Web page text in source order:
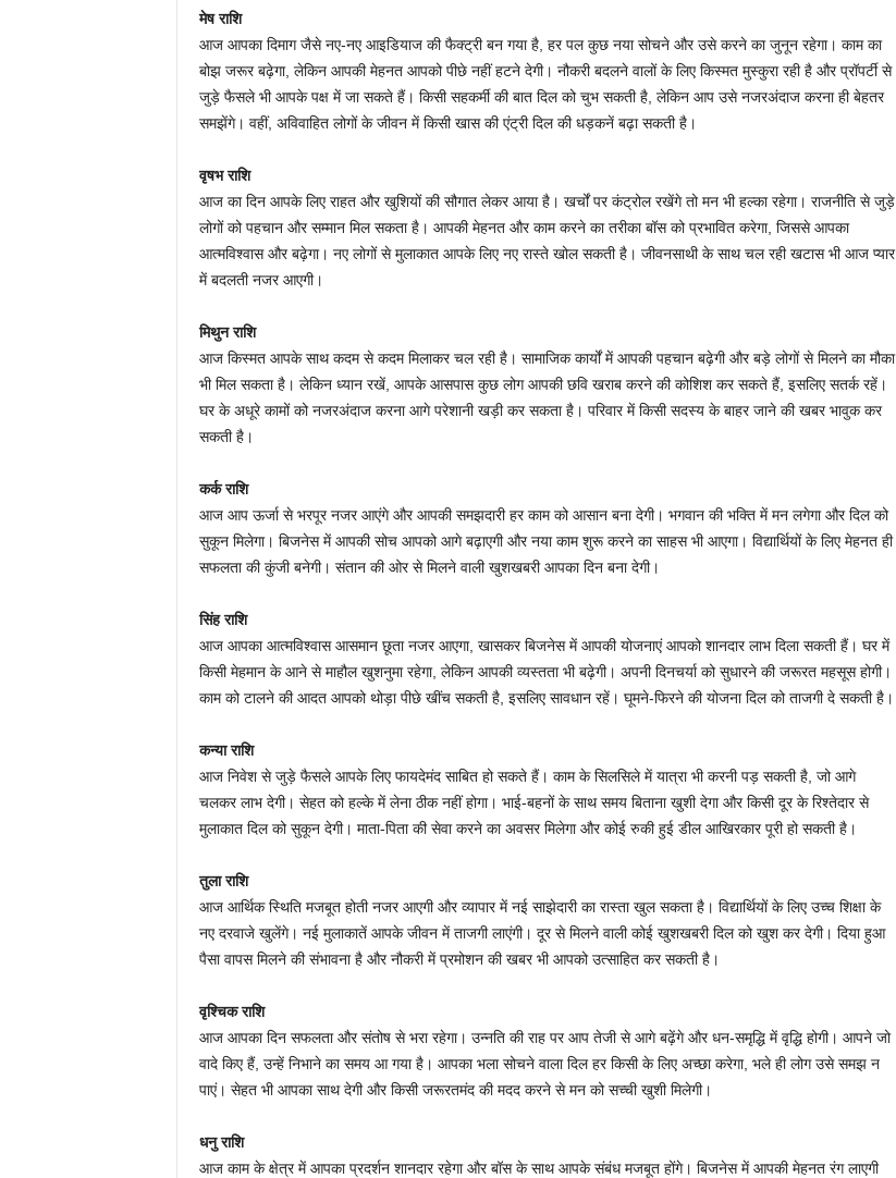
मेष राशि
आज आपका दिमाग जैसे नए-नए आइडियाज की फैक्ट्री बन गया है, हर पल कुछ नया सोचने और उसे करने का जुनून रहेगा। काम का
बोझ जरूर बढ़ेगा, लेकिन आपकी मेहनत आपको पीछे नहीं हटने देगी। नौकरी बदलने वालों के लिए किस्मत मुस्कुरा रही है और प्रॉपर्टी से
जुड़े फैसले भी आपके पक्ष में जा सकते हैं। किसी सहकर्मी की बात दिल को चुभ सकती है, लेकिन आप उसे नजरअंदाज करना ही बेहतर
समझेंगे। वहीं, अविवाहित लोगों के जीवन में किसी खास की एंट्री दिल की धड़कनें बढ़ा सकती है।
वृषभ राशि
आज का दिन आपके लिए राहत और खुशियों की सौगात लेकर आया है। खर्चों पर कंट्रोल रखेंगे तो मन भी हल्का रहेगा। राजनीति से जुड़े
लोगों को पहचान और सम्मान मिल सकता है। आपकी मेहनत और काम करने का तरीका बॉस को प्रभावित करेगा, जिससे आपका
आत्मविश्वास और बढ़ेगा। नए लोगों से मुलाकात आपके लिए नए रास्ते खोल सकती है। जीवनसाथी के साथ चल रही खटास भी आज प्यार
में बदलती नजर आएगी।
मिथुन राशि
आज किस्मत आपके साथ कदम से कदम मिलाकर चल रही है। सामाजिक कार्यों में आपकी पहचान बढ़ेगी और बड़े लोगों से मिलने का मौका
भी मिल सकता है। लेकिन ध्यान रखें, आपके आसपास कुछ लोग आपकी छवि खराब करने की कोशिश कर सकते हैं, इसलिए सतर्क रहें।
घर के अधूरे कामों को नजरअंदाज करना आगे परेशानी खड़ी कर सकता है। परिवार में किसी सदस्य के बाहर जाने की खबर भावुक कर
सकती है।
कर्क राशि
आज आप ऊर्जा से भरपूर नजर आएंगे और आपकी समझदारी हर काम को आसान बना देगी। भगवान की भक्ति में मन लगेगा और दिल को
सुकून मिलेगा। बिजनेस में आपकी सोच आपको आगे बढ़ाएगी और नया काम शुरू करने का साहस भी आएगा। विद्यार्थियों के लिए मेहनत ही
सफलता की कुंजी बनेगी। संतान की ओर से मिलने वाली खुशखबरी आपका दिन बना देगी।
सिंह राशि
आज आपका आत्मविश्वास आसमान छूता नजर आएगा, खासकर बिजनेस में आपकी योजनाएं आपको शानदार लाभ दिला सकती हैं। घर में
किसी मेहमान के आने से माहौल खुशनुमा रहेगा, लेकिन आपकी व्यस्तता भी बढ़ेगी। अपनी दिनचर्या को सुधारने की जरूरत महसूस होगी।
काम को टालने की आदत आपको थोड़ा पीछे खींच सकती है, इसलिए सावधान रहें। घूमने-फिरने की योजना दिल को ताजगी दे सकती है।
कन्या राशि
आज निवेश से जुड़े फैसले आपके लिए फायदेमंद साबित हो सकते हैं। काम के सिलसिले में यात्रा भी करनी पड़ सकती है, जो आगे
चलकर लाभ देगी। सेहत को हल्के में लेना ठीक नहीं होगा। भाई-बहनों के साथ समय बिताना खुशी देगा और किसी दूर के रिश्तेदार से
मुलाकात दिल को सुकून देगी। माता-पिता की सेवा करने का अवसर मिलेगा और कोई रुकी हुई डील आखिरकार पूरी हो सकती है।
तुला राशि
आज आर्थिक स्थिति मजबूत होती नजर आएगी और व्यापार में नई साझेदारी का रास्ता खुल सकता है। विद्यार्थियों के लिए उच्च शिक्षा के
नए दरवाजे खुलेंगे। नई मुलाकातें आपके जीवन में ताजगी लाएंगी। दूर से मिलने वाली कोई खुशखबरी दिल को खुश कर देगी। दिया हुआ
पैसा वापस मिलने की संभावना है और नौकरी में प्रमोशन की खबर भी आपको उत्साहित कर सकती है।
वृश्चिक राशि
आज आपका दिन सफलता और संतोष से भरा रहेगा। उन्नति की राह पर आप तेजी से आगे बढ़ेंगे और धन-समृद्धि में वृद्धि होगी। आपने जो
वादे किए हैं, उन्हें निभाने का समय आ गया है। आपका भला सोचने वाला दिल हर किसी के लिए अच्छा करेगा, भले ही लोग उसे समझ न
पाएं। सेहत भी आपका साथ देगी और किसी जरूरतमंद की मदद करने से मन को सच्ची खुशी मिलेगी।
धनु राशि
आज काम के क्षेत्र में आपका प्रदर्शन शानदार रहेगा और बॉस के साथ आपके संबंध मजबूत होंगे। बिजनेस में आपकी मेहनत रंग लाएगी